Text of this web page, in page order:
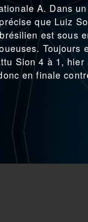
A. Dans
que Luiz
est sous
Toujours
Sion 4 à 1, hier
en finale